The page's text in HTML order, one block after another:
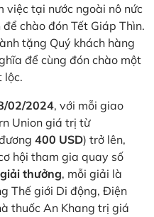
việc tại nước ngoài nô nức
chào đón Tết Giáp Thìn.
tặng Quý khách hàng
để cùng đón chào một
lộc.
02/2024, với mỗi giao
Union giá trị từ
400 USD) trở lên,
hội tham gia quay số
thưởng, mỗi giải là
Thế giới Di động, Điện
thuốc An Khang trị giá